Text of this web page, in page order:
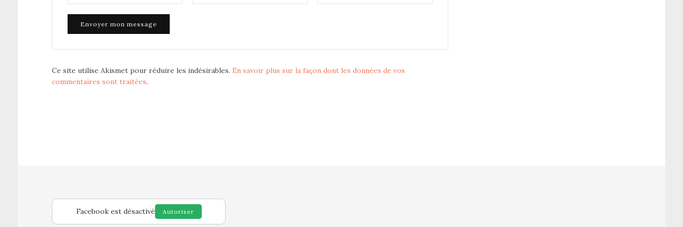
Ce site utilise Akismet pour réduire les indésirables. En savoir plus sur la façon dont les données de vos
commentaires sont traitées.
Facebook est désactivé Autoriser